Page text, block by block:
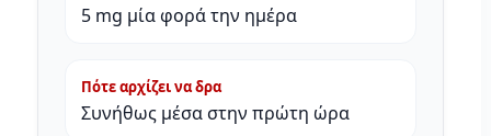
5 mg μία φορά την ημέρα
Πότε αρχίζει να δρα
Συνήθως μέσα στην πρώτη ώρα